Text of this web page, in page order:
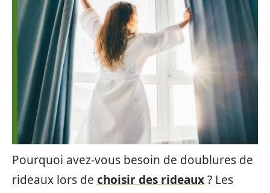
Pourquoi avez-vous besoin de doublures de
rideaux lors de choisir des rideaux? Les